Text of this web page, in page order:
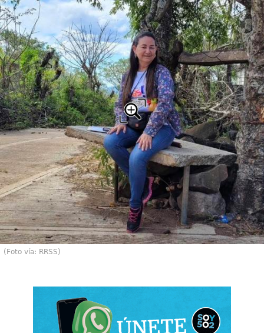
(Foto vía: RRSS)